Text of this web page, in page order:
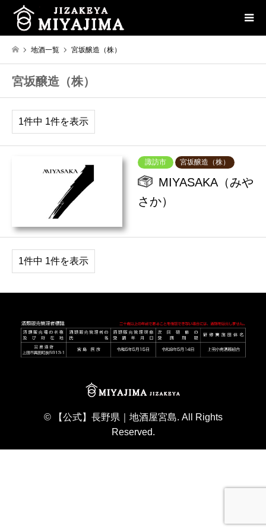
地酒一覧 宮坂醸造（株）
宮坂醸造（株）
1件中 1件を表示
諏訪市 宮坂醸造（株）
MIYASAKA（みや
さか）
1件中 1件を表示
© 【公式】長野県｜地酒屋宮島. All Rights
Reserved.